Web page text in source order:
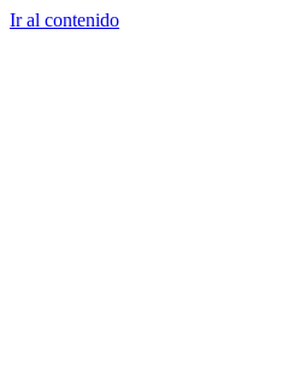
Ir al contenido